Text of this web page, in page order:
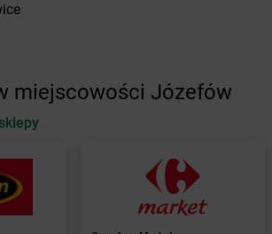
miejscowości Józefów